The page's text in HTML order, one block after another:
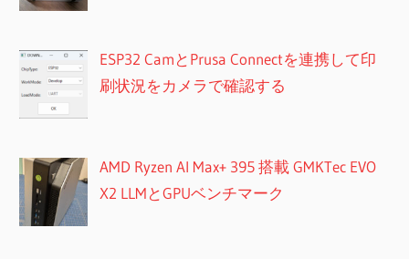
ESP32 CamとPrusa Connectを連携して印
刷状況をカメラで確認する
AMD Ryzen AI Max+ 395 搭載 GMKTec EVO
X2 LLMとGPUベンチマーク